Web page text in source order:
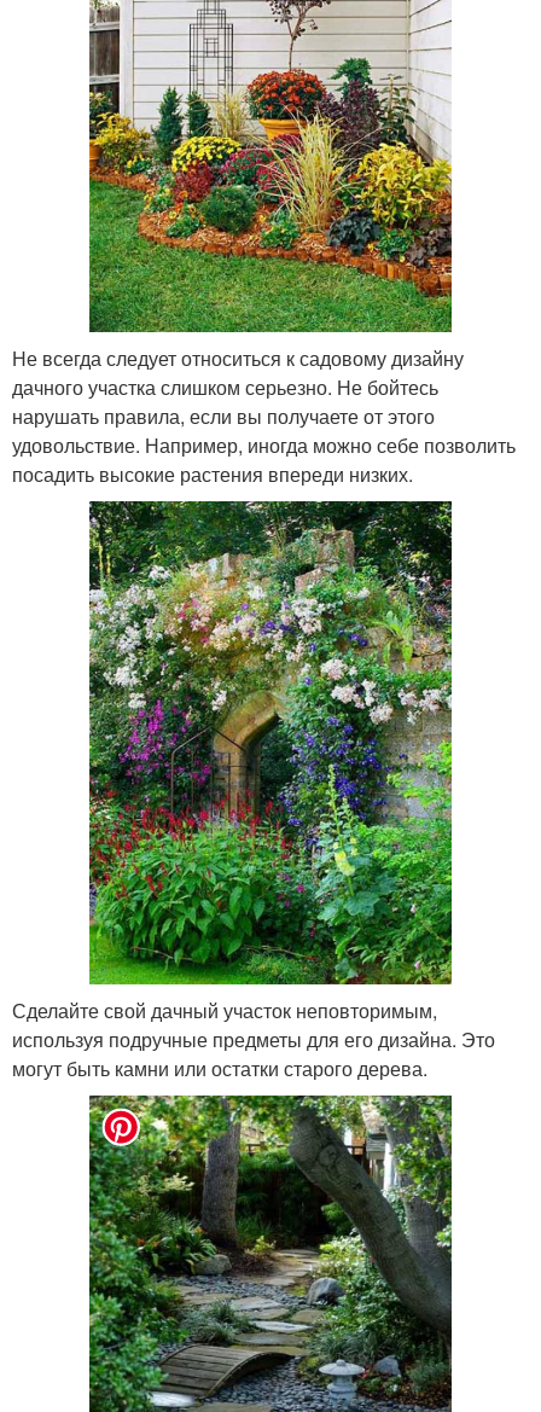
Не всегда следует относиться к садовому дизайну
дачного участка слишком серьезно. Не бойтесь
нарушать правила, если вы получаете от этого
удовольствие. Например, иногда можно себе позволить
посадить высокие растения впереди низких.
Сделайте свой дачный участок неповторимым,
используя подручные предметы для его дизайна. Это
могут быть камни или остатки старого дерева.